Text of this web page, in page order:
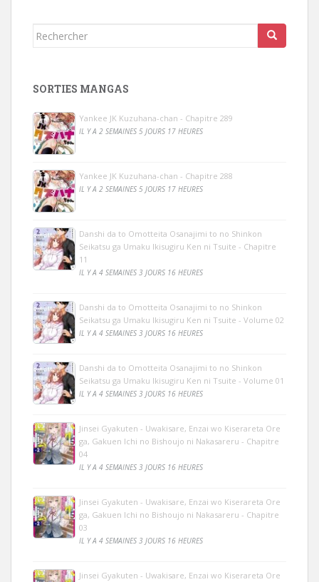
Rechercher...
SORTIES MANGAS
Yankee JK Kuzuhana-chan - Chapitre 289
IL Y A 2 SEMAINES 5 JOURS 17 HEURES
Yankee JK Kuzuhana-chan - Chapitre 288
IL Y A 2 SEMAINES 5 JOURS 17 HEURES
Danshi da to Omotteita Osanajimi to no Shinkon
Seikatsu ga Umaku Ikisugiru Ken ni Tsuite - Chapitre
11
IL Y A 4 SEMAINES 3 JOURS 16 HEURES
Danshi da to Omotteita Osanajimi to no Shinkon
Seikatsu ga Umaku Ikisugiru Ken ni Tsuite - Volume 02
IL Y A 4 SEMAINES 3 JOURS 16 HEURES
Danshi da to Omotteita Osanajimi to no Shinkon
Seikatsu ga Umaku Ikisugiru Ken ni Tsuite - Volume 01
IL Y A 4 SEMAINES 3 JOURS 16 HEURES
Jinsei Gyakuten - Uwakisare, Enzai wo Kiserareta Ore
ga, Gakuen Ichi no Bishoujo ni Nakasareru - Chapitre
04
IL Y A 4 SEMAINES 3 JOURS 16 HEURES
Jinsei Gyakuten - Uwakisare, Enzai wo Kiserareta Ore
ga, Gakuen Ichi no Bishoujo ni Nakasareru - Chapitre
03
IL Y A 4 SEMAINES 3 JOURS 16 HEURES
Jinsei Gyakuten - Uwakisare, Enzai wo Kiserareta Ore